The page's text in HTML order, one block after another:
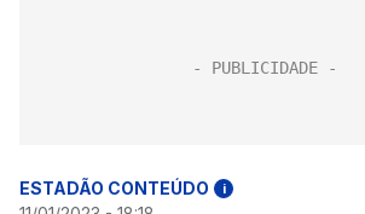
ESTADÃO CONTEÚDO i